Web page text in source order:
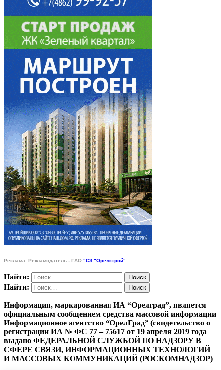
Реклама. Рекламодатель - ПАО "СЗ "Орелстрой"
Найти:
Найти:
Информация, маркированная ИА “Орелград”, является
официальным сообщением средства массовой информации
Информационное агентство “ОрелГрад” (свидетельство о
регистрации ИА № ФС 77 – 75617 от 19 апреля 2019 года
выдано ФЕДЕРАЛЬНОЙ СЛУЖБОЙ ПО НАДЗОРУ В
СФЕРЕ СВЯЗИ, ИНФОРМАЦИОННЫХ ТЕХНОЛОГИЙ
И МАССОВЫХ КОММУНИКАЦИЙ (РОСКОМНАДЗОР)